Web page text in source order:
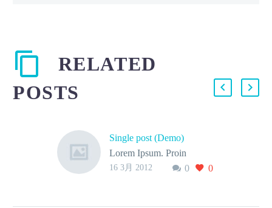
RELATED
POSTS
Single post (Demo)
Lorem Ipsum. Proin
gravida nibh vel velit
0 0
16 3月 2012